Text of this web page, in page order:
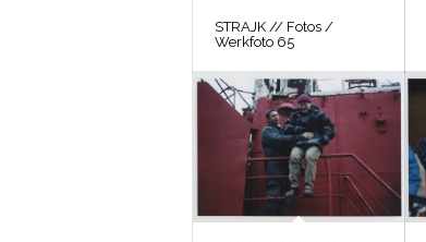
STRAJK // Fotos /
Werkfoto 65